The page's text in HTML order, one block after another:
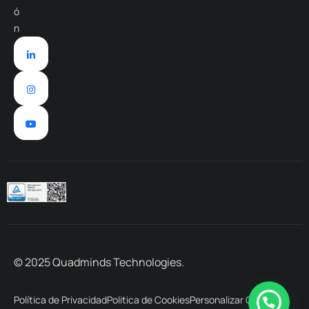
ó
n
© 2025 Quadminds Technologies.
Política de PrivacidadPolitica de CookiesPersonalizar Cookies